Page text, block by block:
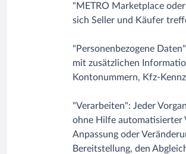
"METRO Marketplace
sich Seller und Käufer
"Personenbezogene
mit zusätzlichen
Kontonummern, Kfz-
"Verarbeiten": Jeder
ohne Hilfe automatisierter
Anpassung oder
Bereitstellung, den